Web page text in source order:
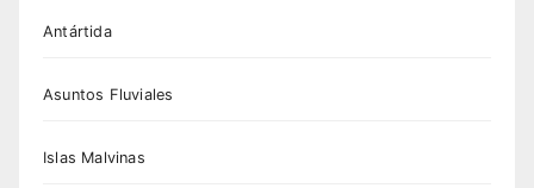
Antártida
Asuntos Fluviales
Islas Malvinas